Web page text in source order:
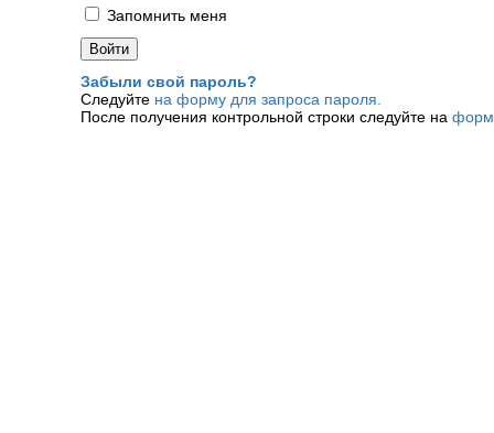
Запомнить меня
Забыли свой пароль?
Следуйте на форму для запроса пароля.
После получения контрольной строки следуйте на